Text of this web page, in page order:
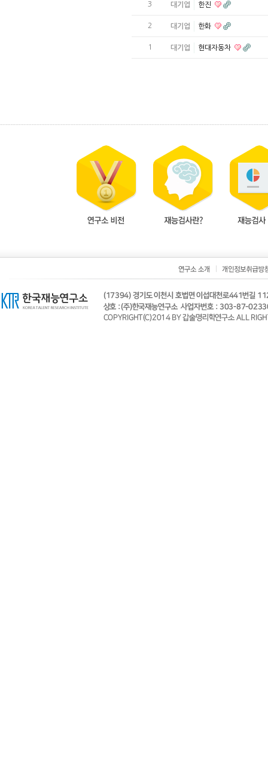
3 대기업 한진
2 대기업 한화
1 대기업 현대자동차